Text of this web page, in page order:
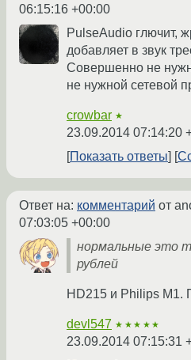
06:15:16 +00:00
PulseAudio глючит,
добавляет в звук
Совершенно не
не нужной сетевой
crowbar ★
23.09.2014 07:14:20
Показать ответы
Ответ на: комментарий от
07:03:05 +00:00
нормальные это
рублей
HD215 и Philips
devl547 ★★★★★
23.09.2014 07:15:31